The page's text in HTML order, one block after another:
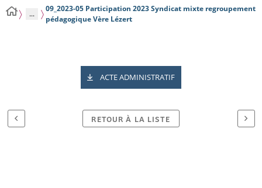
...
09_2023-05 Participation 2023 Syndicat mixte regroupement
pédagogique Vère Lézert
ACTE ADMINISTRATIF
RETOUR À LA LISTE